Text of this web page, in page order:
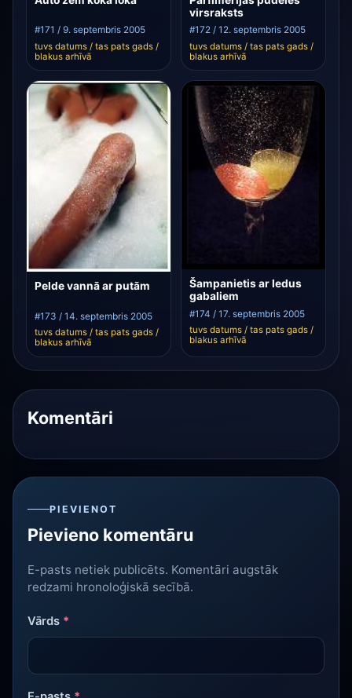
#171 / 9. septembris 2005
tuvs datums / tas pats gads /
blakus arhīvā
virsraksts
#172 / 12. septembris 2005
tuvs datums / tas pats gads /
blakus arhīvā
Pelde vannā ar putām
#173 / 14. septembris 2005
tuvs datums / tas pats gads /
blakus arhīvā
Šampanietis ar ledus
gabaliem
#174 / 17. septembris 2005
tuvs datums / tas pats gads /
blakus arhīvā
Komentāri
PIEVIENOT
Pievieno komentāru
E-pasts netiek publicēts. Komentāri augstāk
redzami hronoloģiskā secībā.
Vārds *